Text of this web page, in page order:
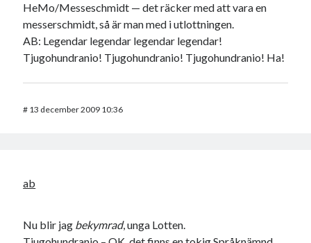
HeMo/Messeschmidt — det räcker med att vara en
messerschmidt, så är man med i utlottningen.
AB: Legendar legendar legendar legendar!
Tjugohundranio! Tjugohundranio! Tjugohundranio! Ha!
# 13 december 2009 10:36
ab
Nu blir jag bekymrad, unga Lotten.